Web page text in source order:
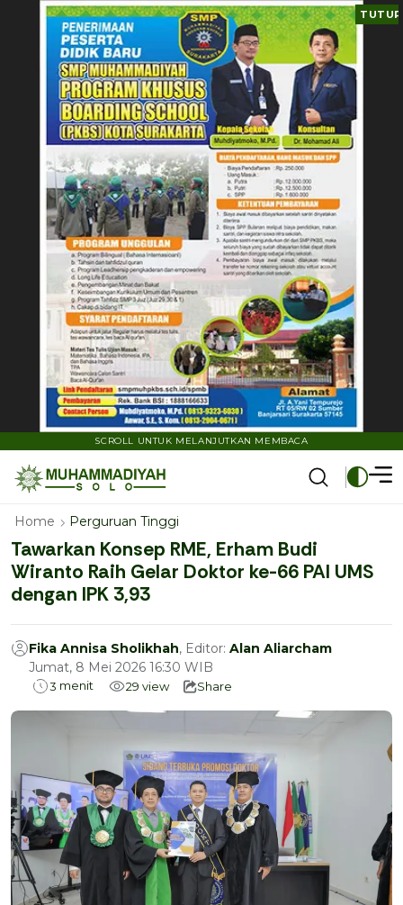
TUTUP
SCROLL UNTUK MELANJUTKAN MEMBACA
Home Perguruan Tinggi
Tawarkan Konsep RME, Erham Budi
Wiranto Raih Gelar Doktor ke-66 PAI UMS
dengan IPK 3,93
Fika Annisa Sholikhah, Editor: Alan Aliarcham
Jumat, 8 Mei 2026 16:30 WIB
3 menit 29 view Share